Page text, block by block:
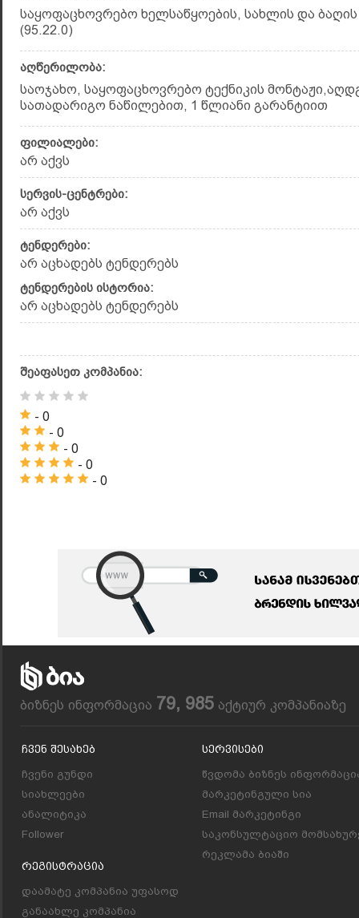
საყოფაცხოვრებო ხელსაწყოების, სახლის და
(95.22.0)
აღწერილობა:
საოჯახო, საყოფაცხოვრებო ტექნიკის
სათადარიგო ნაწილებით, 1 წლიანი გარანტიით
ფილიალები:
არ აქვს
სერვის-ცენტრები:
არ აქვს
ტენდერები:
არ აცხადებს ტენდერებს
ტენდერების ისტორია:
არ აცხადებს ტენდერებს
შეაფასეთ კომპანია:
- 0
- 0
- 0
- 0
- 0
ბიზნეს ინფორმაცია 79, 985 აქტიურ კომპანიაზე
Ჩვენ Შესახებ
ჩვენი გუნდი
სიახლეები
ანალიტიკა
Follower
Რეგისტრაცია
დაამატე კომპანია უფასოდ
განაახლე კომპანია
Სერვისები
წვდომა ბიზნეს
მარკეტინგული სია
Email მარკეტინგი
საკონსულტაციო
რეკლამა ბიაში